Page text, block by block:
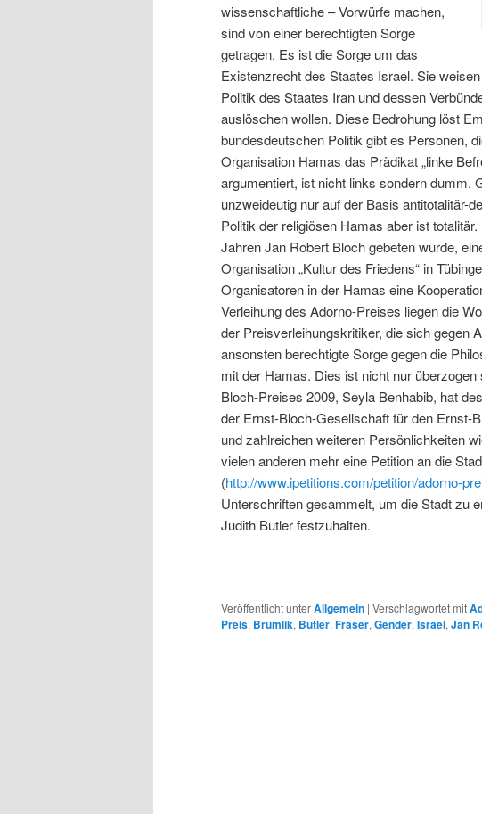
wissenschaftliche – Vorwürfe machen,
sind von einer berechtigten Sorge
getragen. Es ist die Sorge um das
Existenzrecht des Staates Israel. Sie
Politik des Staates Iran und dessen
auslöschen wollen. Diese Bedrohung löst
bundesdeutschen Politik gibt es Personen,
Organisation Hamas das Prädikat „linke
argumentiert, ist nicht links sondern dumm.
unzweideutig nur auf der Basis antitotalitär-
Politik der religiösen Hamas aber ist
Jahren Jan Robert Bloch gebeten wurde,
Organisation „Kultur des Friedens“ in
Organisatoren in der Hamas eine
Verleihung des Adorno-Preises liegen die
der Preisverleihungskritiker, die sich gegen
ansonsten berechtigte Sorge gegen die
mit der Hamas. Dies ist nicht nur
Bloch-Preises 2009, Seyla Benhabib, hat
der Ernst-Bloch-Gesellschaft für den Ernst-
und zahlreichen weiteren Persönlichkeiten
vielen anderen mehr eine Petition an die
(http://www.ipetitions.com/petition/adorno-
Unterschriften gesammelt, um die Stadt zu
Judith Butler festzuhalten.
Veröffentlicht unterAllgemein | Verschlagwortet mit
Preis, Brumlik, Butler, Fraser, Gender, Israel, Jan